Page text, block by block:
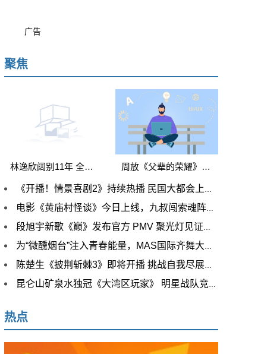
广告
聚焦
林逸欣阔别11年 全新创作大碟《坠FALLING》 变发出辑 周放《父辈的荣耀》开播 平凡岁月中收获成长
《开播！情景喜剧2》持续热播 民国大都会上演温暖救赎
电影《黄庙村怪谈》今日上线，九叔闯索魂阵大战双面僵尸
段旭宇新歌《巅》发布官方 PMV 聚光灯见证不凡舞功
为“微醺烟台”注入青春能量，MAS国际齐舞大赛今晚开赛
陈楚生《披荆斩棘3》即将开播 挑战自我尽展滚烫本色
昆仑山矿泉水独冠《大湾区玩家》 明星战队竞速蓄势待发
热点